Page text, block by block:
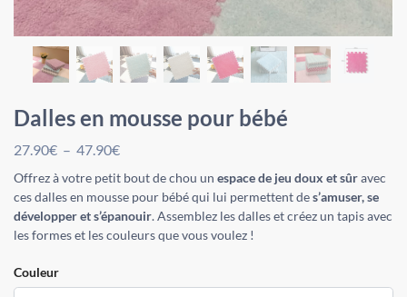
Dalles en mousse pour bébé
27.90€ – 47.90€
Offrez à votre petit bout de chou un espace de jeu doux et sûravec
ces dalles en mousse pour bébé qui lui permettent des’amuser, se
développer et s’épanouir. Assemblez les dalles et créez un tapis avec
les formes et les couleurs que vous voulez !
Couleur